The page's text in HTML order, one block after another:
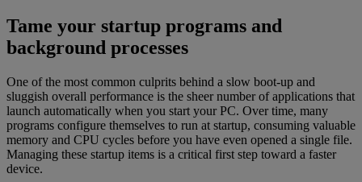
Tame your startup programs and
background processes
One of the most common culprits behind a slow boot-up and
sluggish overall performance is the sheer number of applications that
launch automatically when you start your PC. Over time, many
programs configure themselves to run at startup, consuming valuable
memory and CPU cycles before you have even opened a single file.
Managing these startup items is a critical first step toward a faster
device.